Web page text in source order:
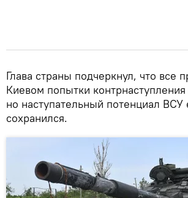
Глава страны подчеркнул, что все
Киевом попытки
но наступательный потенциал ВСУ
сохранился.